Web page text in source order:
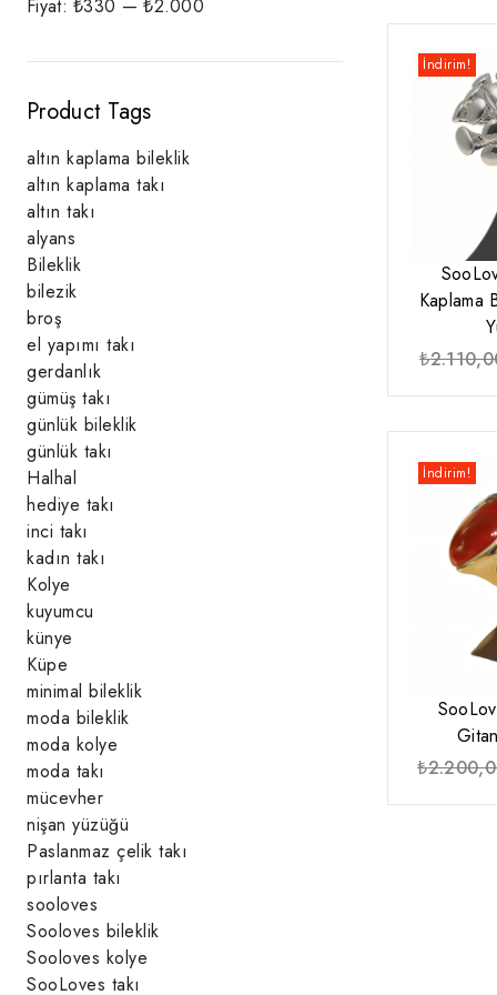
İndirim!
Kaplama
₺
İndirim!
₺
Fiyat:₺330 —₺2.000
Product Tags
altın kaplama bileklik
altın kaplama takı
altın takı
alyans
Bileklik
bilezik
broş
el yapımı takı
gerdanlık
gümüş takı
günlük bileklik
günlük takı
Halhal
hediye takı
inci takı
kadın takı
Kolye
kuyumcu
künye
Küpe
minimal bileklik
moda bileklik
moda kolye
moda takı
mücevher
nişan yüzüğü
Paslanmaz çelik takı
pırlanta takı
sooloves
Sooloves bileklik
Sooloves kolye
SooLoves takı